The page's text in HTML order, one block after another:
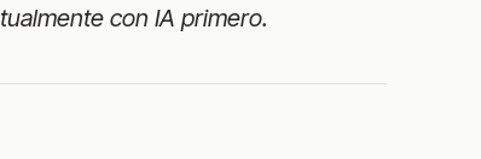
con IA primero.